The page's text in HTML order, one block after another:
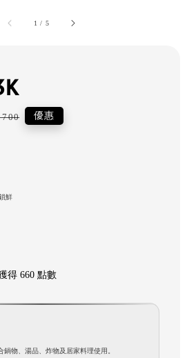
1 / 5
700 優惠
鮮
得 660 點數
鍋物、湯品、炸物及居家料理使用。